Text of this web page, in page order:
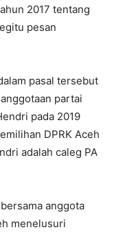
2017 tentang
pesan
pasal tersebut
partai
pada 2019
DPRK Aceh
adalah caleg PA
anggota
menelusuri